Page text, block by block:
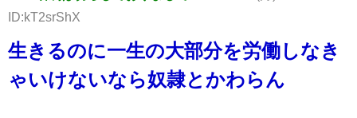
ID:kT2srShX
生きるのに一生の大部分を労働しなき
ゃいけないなら奴隷とかわらん